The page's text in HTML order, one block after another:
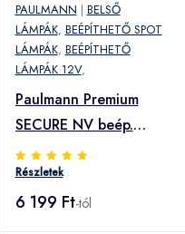
PAULMANN | BELSŐ
LÁMPÁK, BEÉPÍTHETŐ SPOT
LÁMPÁK, BEÉPÍTHETŐ
LÁMPÁK 12V,
Paulmann Premium
SECURE NV beép.
lámpa, króm
Részletek
6 199 Ft-tól